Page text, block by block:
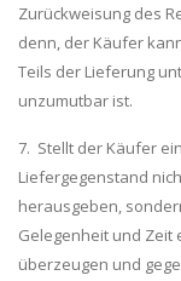
Zurückweisung des
denn, der Käufer
Teils der Lieferung
unzumutbar ist.
7. Stellt der Käufer
Liefergegenstand
herausgeben,
Gelegenheit und Zeit
überzeugen und